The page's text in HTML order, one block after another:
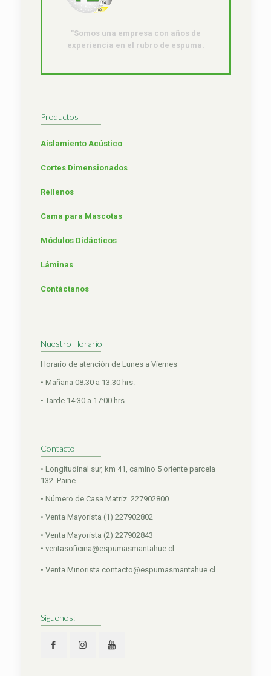
"Somos una empresa con años de
experiencia en el rubro de espuma.
Productos
Aislamiento Acústico
Cortes Dimensionados
Rellenos
Cama para Mascotas
Módulos Didácticos
Láminas
Contáctanos
Nuestro Horario
Horario de atención de Lunes a Viernes
• Mañana 08:30 a 13:30 hrs.
• Tarde 14:30 a 17:00 hrs.
Contacto
• Longitudinal sur, km 41, camino 5 oriente parcela
132. Paine.
• Número de Casa Matriz. 227902800
• Venta Mayorista (1) 227902802
• Venta Mayorista (2) 227902843
• ventasoficina@espumasmantahue.cl
• Venta Minorista contacto@espumasmantahue.cl
Síguenos: